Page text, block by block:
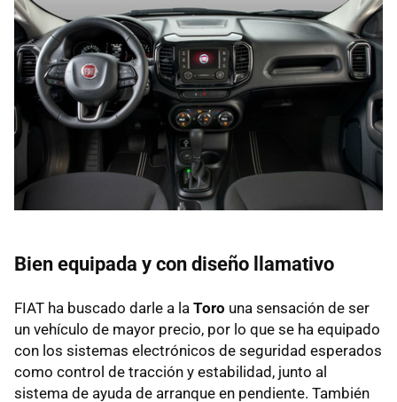
Bien equipada y con diseño llamativo
FIAT ha buscado darle a la Toro una sensación de ser
un vehículo de mayor precio, por lo que se ha equipado
con los sistemas electrónicos de seguridad esperados
como control de tracción y estabilidad, junto al
sistema de ayuda de arranque en pendiente. También